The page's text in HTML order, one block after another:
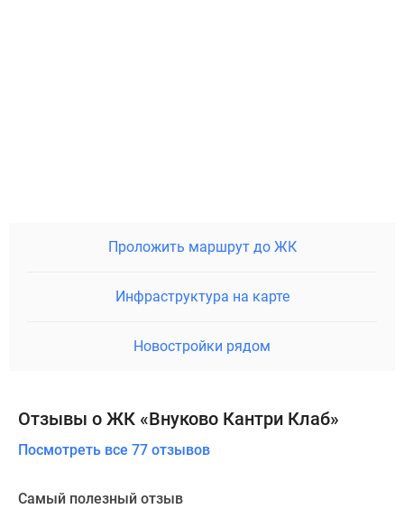
Проложить маршрут до ЖК
Инфраструктура на карте
Новостройки рядом
Отзывы о ЖК «Внуково Кантри Клаб»
Посмотреть все 77 отзывов
Самый полезный отзыв